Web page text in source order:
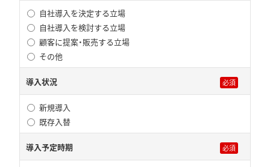
自社導入を決定する立場
自社導入を検討する立場
顧客に提案・販売する立場
その他
導入状況
新規導入
既存入替
導入予定時期